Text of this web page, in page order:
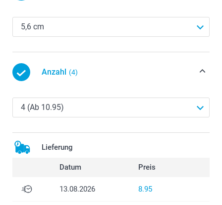
Anzahl (4)
Lieferung
Datum Preis
13.08.2026 8.95